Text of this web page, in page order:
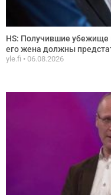
HS: Получившие убежище
его жена должны
yle.fi 06.08.2026